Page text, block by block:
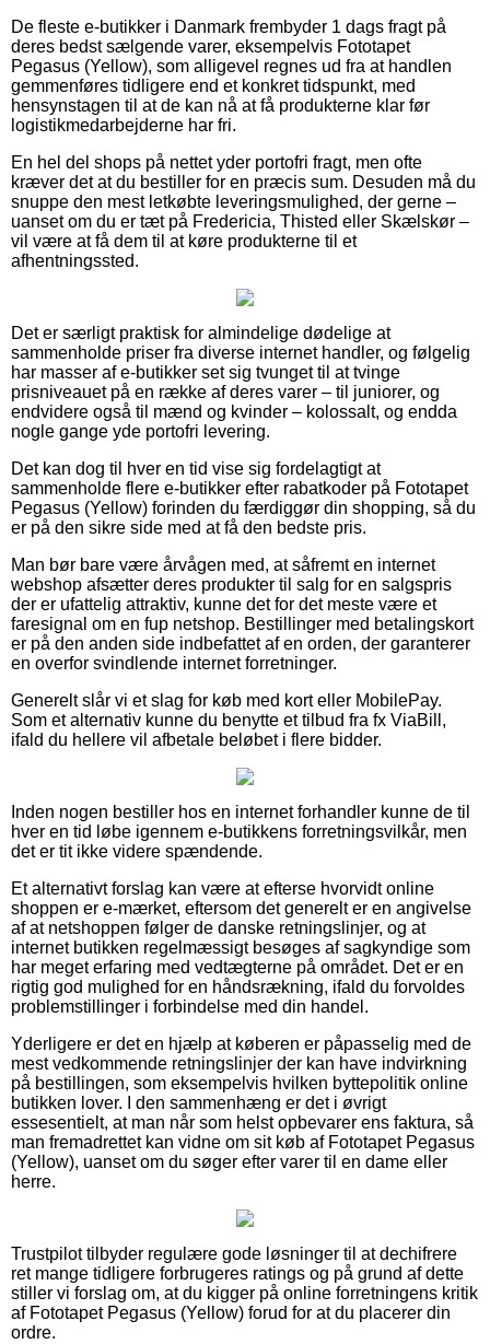
De fleste e-butikker i Danmark frembyder 1 dags fragt på
deres bedst sælgende varer, eksempelvis Fototapet
Pegasus (Yellow), som alligevel regnes ud fra at handlen
gemmenføres tidligere end et konkret tidspunkt, med
hensynstagen til at de kan nå at få produkterne klar før
logistikmedarbejderne har fri.
En hel del shops på nettet yder portofri fragt, men ofte
kræver det at du bestiller for en præcis sum. Desuden må du
snuppe den mest letkøbte leveringsmulighed, der gerne –
uanset om du er tæt på Fredericia, Thisted eller Skælskør –
vil være at få dem til at køre produkterne til et
afhentningssted.
Det er særligt praktisk for almindelige dødelige at
sammenholde priser fra diverse internet handler, og følgelig
har masser af e-butikker set sig tvunget til at tvinge
prisniveauet på en række af deres varer – til juniorer, og
endvidere også til mænd og kvinder – kolossalt, og endda
nogle gange yde portofri levering.
Det kan dog til hver en tid vise sig fordelagtigt at
sammenholde flere e-butikker efter rabatkoder på Fototapet
Pegasus (Yellow) forinden du færdiggør din shopping, så du
er på den sikre side med at få den bedste pris.
Man bør bare være årvågen med, at såfremt en internet
webshop afsætter deres produkter til salg for en salgspris
der er ufattelig attraktiv, kunne det for det meste være et
faresignal om en fup netshop. Bestillinger med betalingskort
er på den anden side indbefattet af en orden, der garanterer
en overfor svindlende internet forretninger.
Generelt slår vi et slag for køb med kort eller MobilePay.
Som et alternativ kunne du benytte et tilbud fra fx ViaBill,
ifald du hellere vil afbetale beløbet i flere bidder.
Inden nogen bestiller hos en internet forhandler kunne de til
hver en tid løbe igennem e-butikkens forretningsvilkår, men
det er tit ikke videre spændende.
Et alternativt forslag kan være at efterse hvorvidt online
shoppen er e-mærket, eftersom det generelt er en angivelse
af at netshoppen følger de danske retningslinjer, og at
internet butikken regelmæssigt besøges af sagkyndige som
har meget erfaring med vedtægterne på området. Det er en
rigtig god mulighed for en håndsrækning, ifald du forvoldes
problemstillinger i forbindelse med din handel.
Yderligere er det en hjælp at køberen er påpasselig med de
mest vedkommende retningslinjer der kan have indvirkning
på bestillingen, som eksempelvis hvilken byttepolitik online
butikken lover. I den sammenhæng er det i øvrigt
essesentielt, at man når som helst opbevarer ens faktura, så
man fremadrettet kan vidne om sit køb af Fototapet Pegasus
(Yellow), uanset om du søger efter varer til en dame eller
herre.
Trustpilot tilbyder regulære gode løsninger til at dechifrere
ret mange tidligere forbrugeres ratings og på grund af dette
stiller vi forslag om, at du kigger på online forretningens kritik
af Fototapet Pegasus (Yellow) forud for at du placerer din
ordre.